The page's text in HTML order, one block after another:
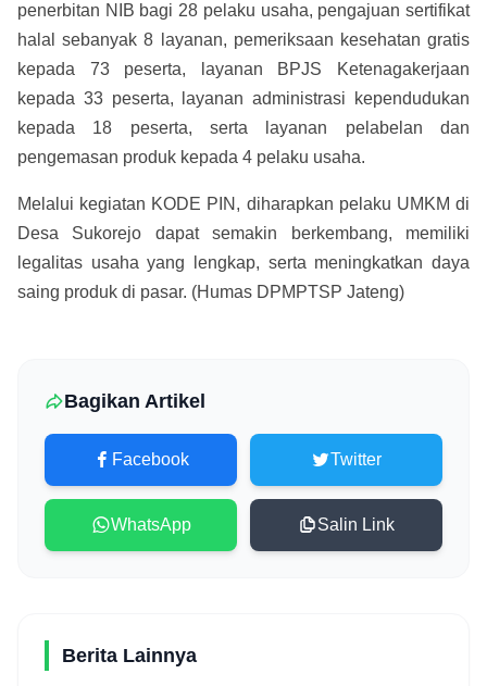
penerbitan NIB bagi 28 pelaku usaha, pengajuan sertifikat
halal sebanyak 8 layanan, pemeriksaan kesehatan gratis
kepada 73 peserta, layanan BPJS Ketenagakerjaan
kepada 33 peserta, layanan administrasi kependudukan
kepada 18 peserta, serta layanan pelabelan dan
pengemasan produk kepada 4 pelaku usaha.
Melalui kegiatan KODE PIN, diharapkan pelaku UMKM di
Desa Sukorejo dapat semakin berkembang, memiliki
legalitas usaha yang lengkap, serta meningkatkan daya
saing produk di pasar. (Humas DPMPTSP Jateng)
Bagikan Artikel
Facebook Twitter
WhatsApp Salin Link
Berita Lainnya